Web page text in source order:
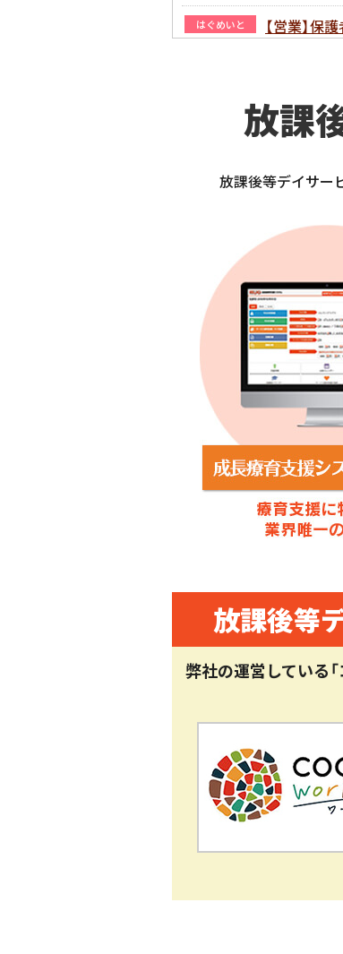
はぐめいと 【営業】保
【新規開所
【職員採
はぐめいと 相談支援専
【営業】
はぐめいと 【採用】
はぐめいと 【2026年最
開業時に放
はぐめいと 営業時間と
はぐめいと 開業初期
はぐめいと 放課後等デ
【資金調達
放課後等デ
はぐめいと 放課後等デ
はぐめいと 放課後等
放課
放課後等デイサー
放課後等
弊社の運営している「